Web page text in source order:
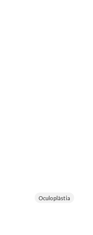
Oculoplàstia